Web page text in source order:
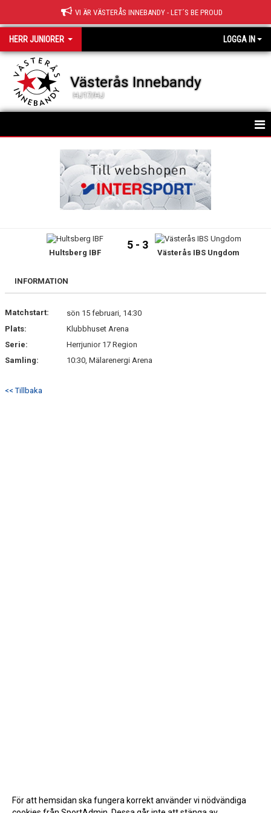
VI ÄR VÄSTERÅS INNEBANDY - LET´S BE PROUD
HERR JUNIORER LOGGA IN
Västerås Innebandy
HJ17/HJ
DOKUMENT
Hultsberg IBF
5 - 3
Västerås IBS Ungdom
INFORMATION
Matchstart:
sön 15 februari, 14:30
Plats:
Klubbhuset Arena
Serie:
Herrjunior 17 Region
Samling:
10:30, Mälarenergi Arena
<< Tillbaka
För att hemsidan ska fungera korrekt använder vi nödvändiga